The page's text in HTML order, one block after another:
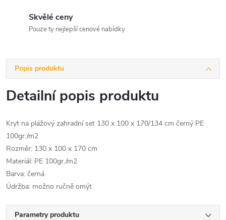
Skvělé ceny
Pouze ty nejlepší cenové nabídky
Popis produktu
Detailní popis produktu
Kryt na plážový zahradní set 130 x 100 x 170/134 cm černý PE
100gr./m2
Rozměr: 130 x 100 x 170 cm
Materiál: PE 100gr./m2
Barva: černá
Údržba: možno ručně omýt
Parametry produktu